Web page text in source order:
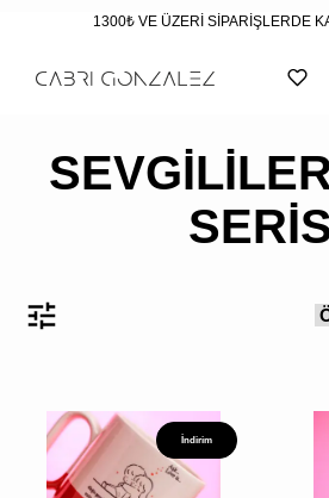
1300₺ VE ÜZERİ SİPARİŞLERDE
İndirim